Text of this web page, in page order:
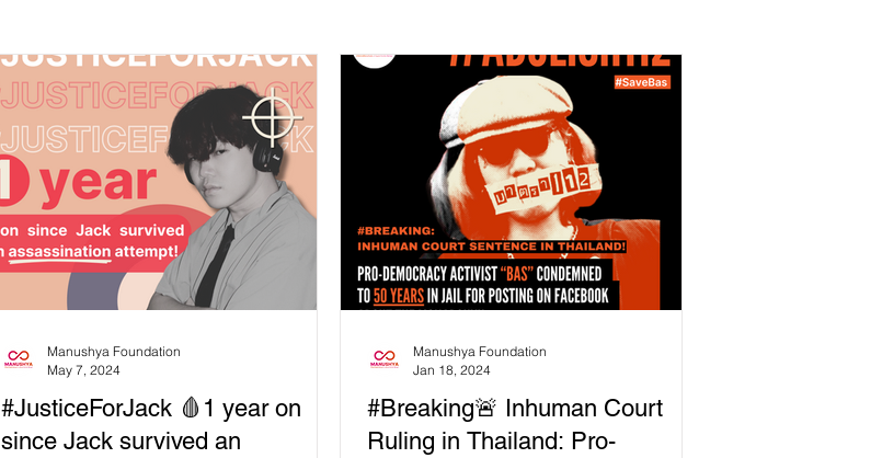
#JusticeForJack 🩸1 year on
since Jack survived an
Manushya Foundation
May 7, 2024
#Breaking🚨 Inhuman Court
Ruling in Thailand: Pro-
Manushya Foundation
Jan 18, 2024